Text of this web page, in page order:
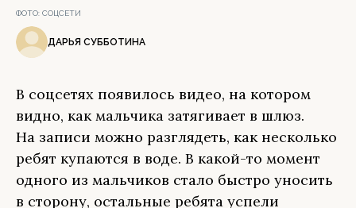
ФОТО: СОЦСЕТИ
ДАРЬЯ СУББОТИНА
В соцсетях появилось видео, на котором
видно, как мальчика затягивает в шлюз.
На записи можно разглядеть, как несколько
ребят купаются в воде. В какой-то момент
одного из мальчиков стало быстро уносить
в сторону, остальные ребята успели